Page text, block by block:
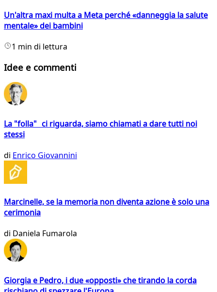
Un'altra maxi multa a Meta perché «danneggia la salute
mentale» dei bambini
1 min di lettura
Idee e commenti
La "folla" ci riguarda, siamo chiamati a dare tutti noi
stessi
di Enrico Giovannini
Marcinelle, se la memoria non diventa azione è solo una
cerimonia
di Daniela Fumarola
Giorgia e Pedro, i due «opposti» che tirando la corda